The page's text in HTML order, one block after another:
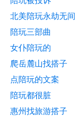
北美陪玩永劫无间
陪玩三部曲
女仆陪玩的
爬岳麓山找搭子
点陪玩的文案
陪玩都很脏
惠州找旅游搭子